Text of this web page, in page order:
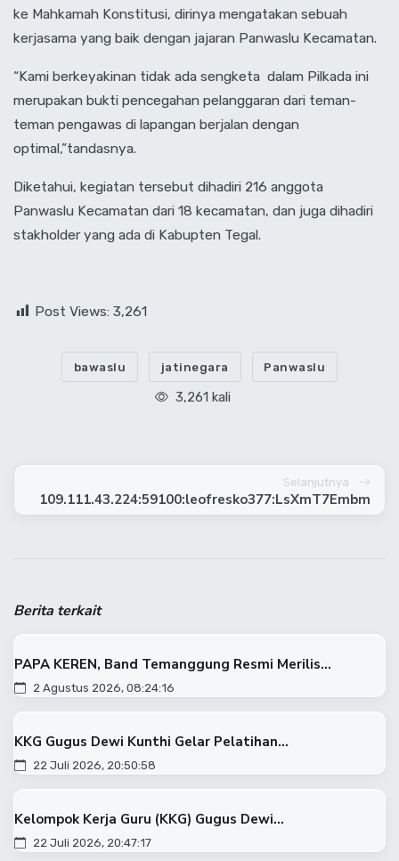
ke Mahkamah Konstitusi, dirinya mengatakan sebuah
kerjasama yang baik dengan jajaran Panwaslu Kecamatan.
“Kami berkeyakinan tidak ada sengketa dalam Pilkada ini
merupakan bukti pencegahan pelanggaran dari teman-
teman pengawas di lapangan berjalan dengan
optimal,”tandasnya.
Diketahui, kegiatan tersebut dihadiri 216 anggota
Panwaslu Kecamatan dari 18 kecamatan, dan juga dihadiri
stakholder yang ada di Kabupten Tegal.
Post Views: 3,261
bawaslu jatinegara Panwaslu
3,261 kali
Selanjutnya
109.111.43.224:59100:leofresko377:LsXmT7Embm
Berita terkait
PAPA KEREN, Band Temanggung Resmi Merilis...
2 Agustus 2026, 08:24:16
KKG Gugus Dewi Kunthi Gelar Pelatihan...
22 Juli 2026, 20:50:58
Kelompok Kerja Guru (KKG) Gugus Dewi...
22 Juli 2026, 20:47:17